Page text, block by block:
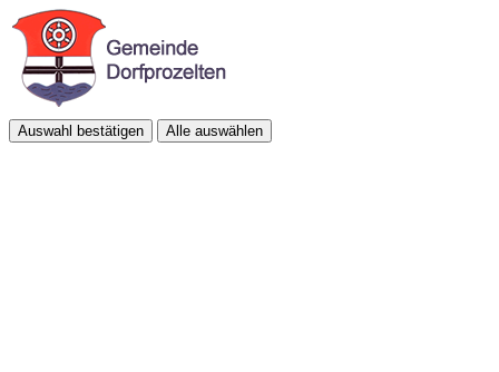
Auswahl bestätigen Alle auswählen